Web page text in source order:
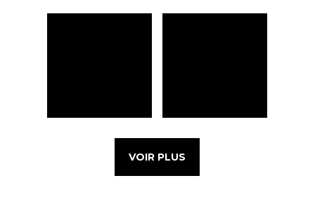
VOIR PLUS